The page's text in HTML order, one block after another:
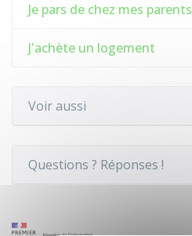
Je pars de chez mes parents
J'achète un logement
Voir aussi
Questions ? Réponses !